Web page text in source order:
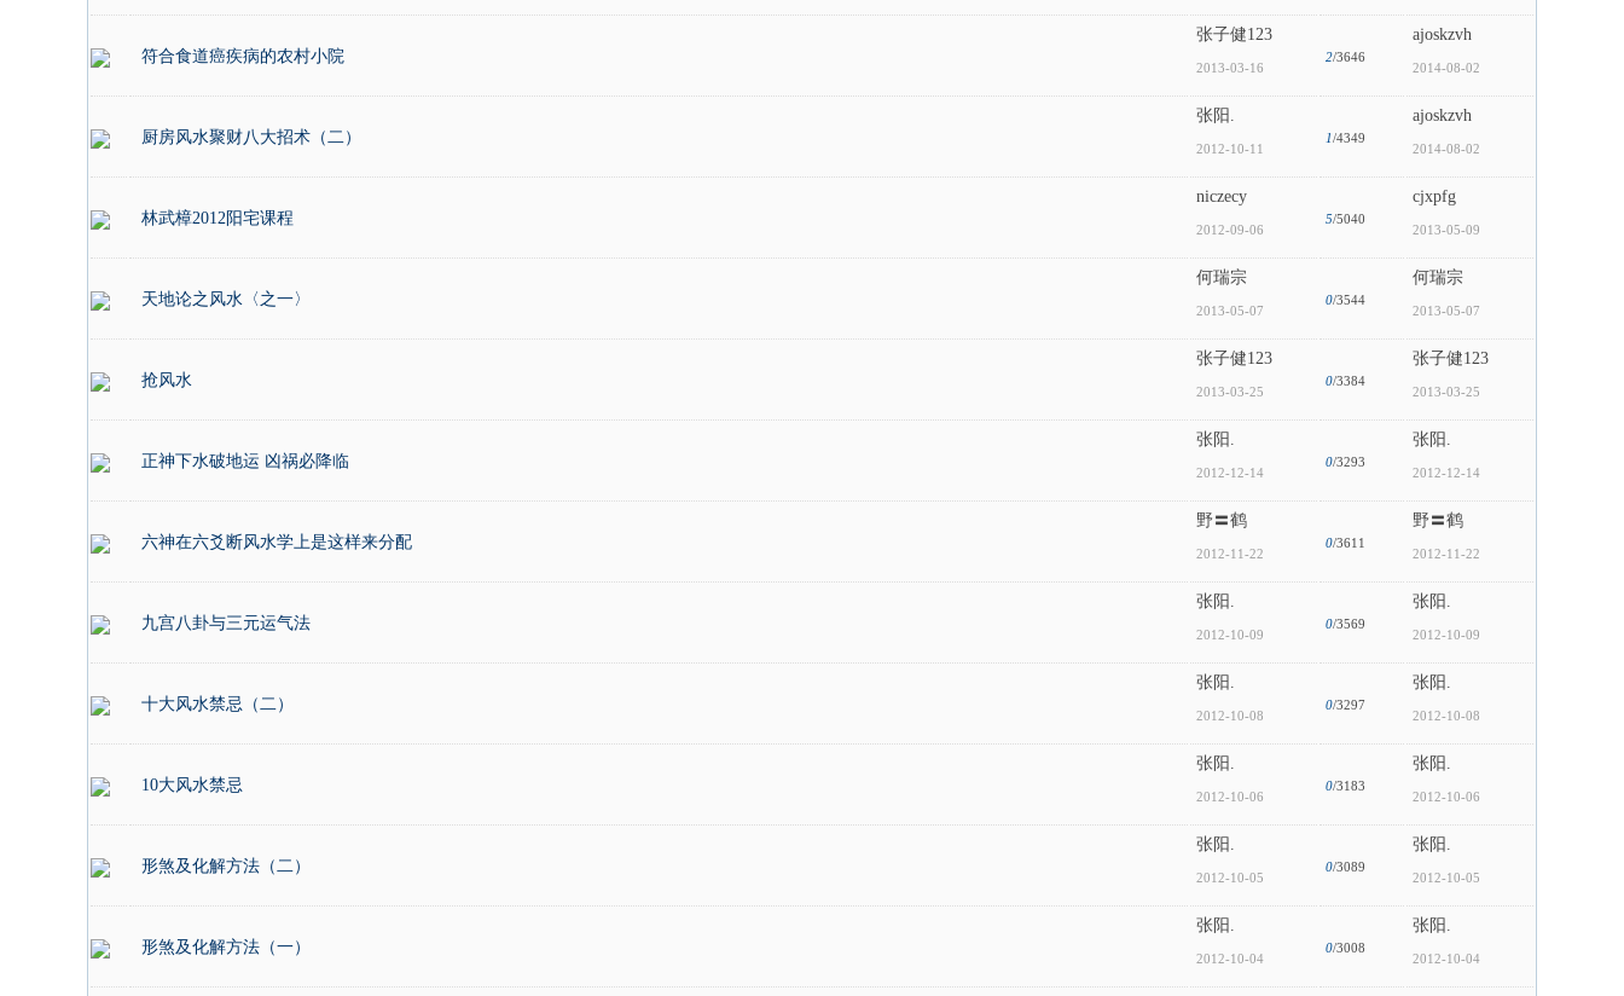
符合食道癌疾病的农村小院
张子健123
2013-03-16
2/3646
ajoskzvh
2014-08-02
厨房风水聚财八大招术（二）
张阳.
2012-10-11
1/4349
ajoskzvh
2014-08-02
林武樟2012阳宅课程
niczecy
2012-09-06
5/5040
cjxpfg
2013-05-09
天地论之风水〈之一〉
何瑞宗
2013-05-07
0/3544
何瑞宗
2013-05-07
抢风水
张子健123
2013-03-25
0/3384
张子健123
2013-03-25
正神下水破地运 凶祸必降临
张阳.
2012-12-14
0/3293
张阳.
2012-12-14
六神在六爻断风水学上是这样来分配
野〓鹤
2012-11-22
0/3611
野〓鹤
2012-11-22
九宫八卦与三元运气法
张阳.
2012-10-09
0/3569
张阳.
2012-10-09
十大风水禁忌（二）
张阳.
2012-10-08
0/3297
张阳.
2012-10-08
10大风水禁忌
张阳.
2012-10-06
0/3183
张阳.
2012-10-06
形煞及化解方法（二）
张阳.
2012-10-05
0/3089
张阳.
2012-10-05
形煞及化解方法（一）
张阳.
2012-10-04
0/3008
张阳.
2012-10-04